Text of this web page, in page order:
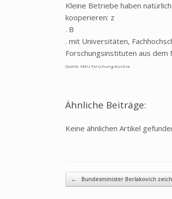
Kleine Betriebe haben
kooperieren: z
. B
. mit Universitäten,
Forschungsinstituten aus
Quelle: KMU Forschung Austria
Ähnliche Beiträge:
Keine ähnlichen Artikel
Beitragsnavigation
← Bundesminister Berlakovich